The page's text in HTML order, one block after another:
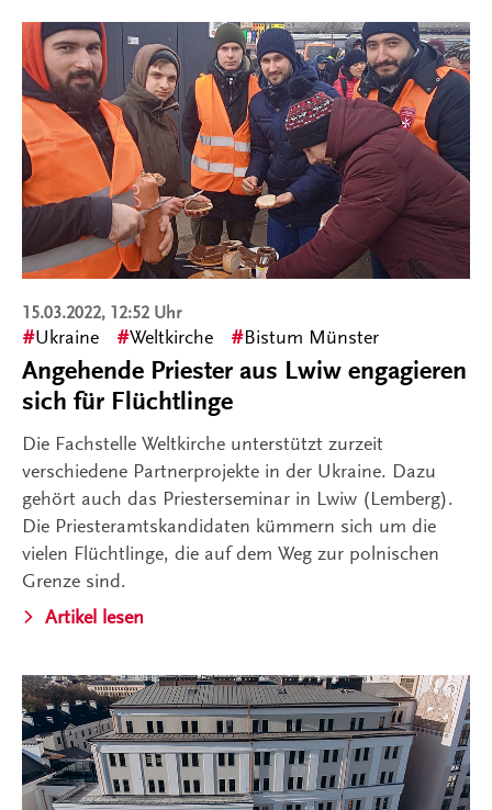
15.03.2022, 12:52 Uhr
Ukraine Weltkirche Bistum Münster
Angehende Priester aus Lwiw engagieren
sich für Flüchtlinge
Die Fachstelle Weltkirche unterstützt zurzeit
verschiedene Partnerprojekte in der Ukraine. Dazu
gehört auch das Priesterseminar in Lwiw (Lemberg).
Die Priesteramtskandidaten kümmern sich um die
vielen Flüchtlinge, die auf dem Weg zur polnischen
Grenze sind.
Artikel lesen